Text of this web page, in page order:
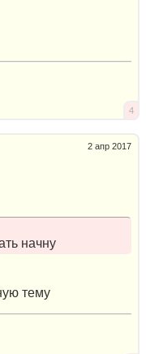
4
2 апр 2017
начну
тему